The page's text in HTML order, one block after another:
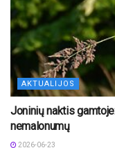
AKTUALIJOS
Joninių naktis
nemalonumų
2026-06-23